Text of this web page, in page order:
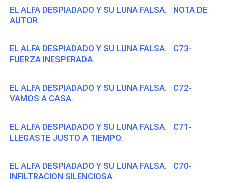
EL ALFA DESPIADADO Y SU LUNA FALSA. NOTA DE
AUTOR.
EL ALFA DESPIADADO Y SU LUNA FALSA. C73-
FUERZA INESPERADA.
EL ALFA DESPIADADO Y SU LUNA FALSA. C72-
VAMOS A CASA.
EL ALFA DESPIADADO Y SU LUNA FALSA. C71-
LLEGASTE JUSTO A TIEMPO.
EL ALFA DESPIADADO Y SU LUNA FALSA. C70-
INFILTRACION SILENCIOSA.